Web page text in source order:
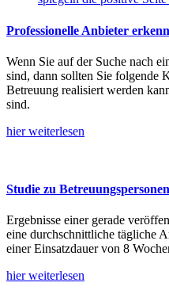
Professionelle Anbieter
Wenn Sie auf der Suche nach
sind, dann sollten Sie folgende
Betreuung realisiert werden
sind.
hier weiterlesen
Studie zu Betreuungspersonen
Ergebnisse einer gerade
eine durchschnittliche tägliche
einer Einsatzdauer von 8
hier weiterlesen